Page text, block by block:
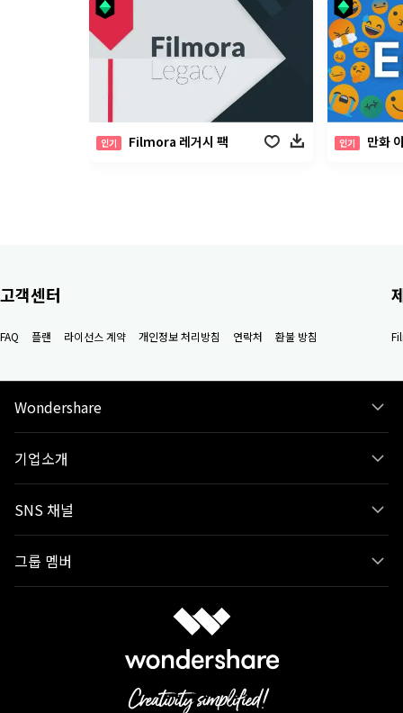
인기 Filmora 레거시 팩 인기 만화
고객센터
FAQ 플랜 라이선스 계약 개인정보 처리방침 연락처 환불 방침
Wondershare
기업소개
SNS 채널
그룹 멤버